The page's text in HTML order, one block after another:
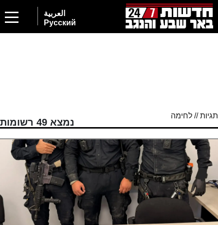
العربية
Русский
תגיות // לחימה
נמצא 49 רשומות
2